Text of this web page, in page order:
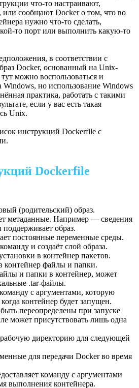
что-то настраивают,
сообщают Docker о том, что во
нужно что-то сделать,
то порт или выполнить какую-то
в соответствии с
Docker, основанный на Unix-
можно воспользоваться и
но использование Windows
практика, работать с такими
если у вас есть такая
Unix.
инструкций Dockerfile с
Dockerfile
(родительский) образ.
метаданные. Например — сведения
поддерживает образ.
постоянные переменные среды.
и создаёт слой образа.
в контейнер пакетов.
контейнер файлы и папки.
и папки в контейнер, может
.tar-файлы.
с аргументами, которую
контейнер будет запущен.
переопределены при запуске
может присутствовать лишь одна
директорию для следующей
для передачи Docker во время
команду с аргументами
выполнения контейнера.